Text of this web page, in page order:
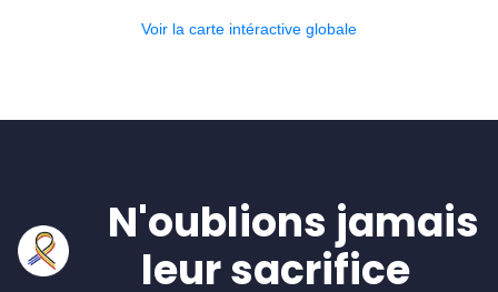
Voir la carte intéractive globale
N'oublions jamais
leur sacrifice